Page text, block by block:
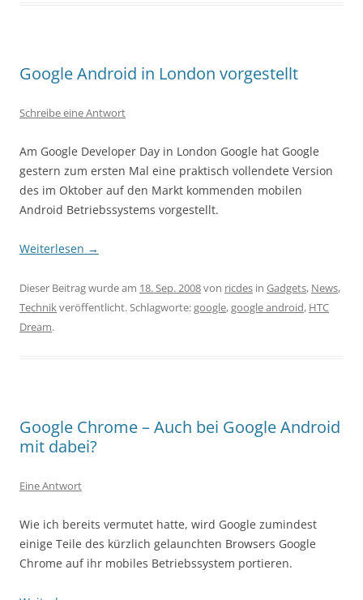
Google Android in London vorgestellt
Schreibe eine Antwort
Am Google Developer Day in London Google hat Google
gestern zum ersten Mal eine praktisch vollendete Version
des im Oktober auf den Markt kommenden mobilen
Android Betriebssystems vorgestellt.
Weiterlesen →
Dieser Beitrag wurde am 18. Sep. 2008von ricdes in Gadgets, News,
Technikveröffentlicht. Schlagworte:google,google android, HTC
Dream.
Google Chrome – Auch bei Google Android
mit dabei?
Eine Antwort
Wie ich bereits vermutet hatte, wird Google zumindest
einige Teile des kürzlich gelaunchten Browsers Google
Chrome auf ihr mobiles Betriebssystem portieren.